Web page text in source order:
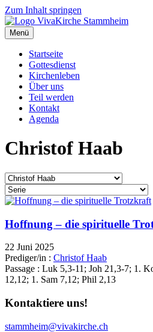
Zum Inhalt springen
Menü
Startseite
Gottesdienst
Kirchenleben
Über uns
Teil werden
Kontakt
Agenda
Christof Haab
Hoffnung – die spirituelle
22 Juni 2025
Prediger/in : Christof Haab
Passage : Luk 5,3-11; Joh 21,3-7; 1.
12,12; 1. Sam 7,12; Phil 2,13
Kontaktiere uns!
stammheim@vivakirche.ch